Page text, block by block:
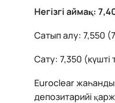
Негізгі аймақ:
Сатып алу: 7,550
Сату: 7,350
Euroclear
депозитарийі